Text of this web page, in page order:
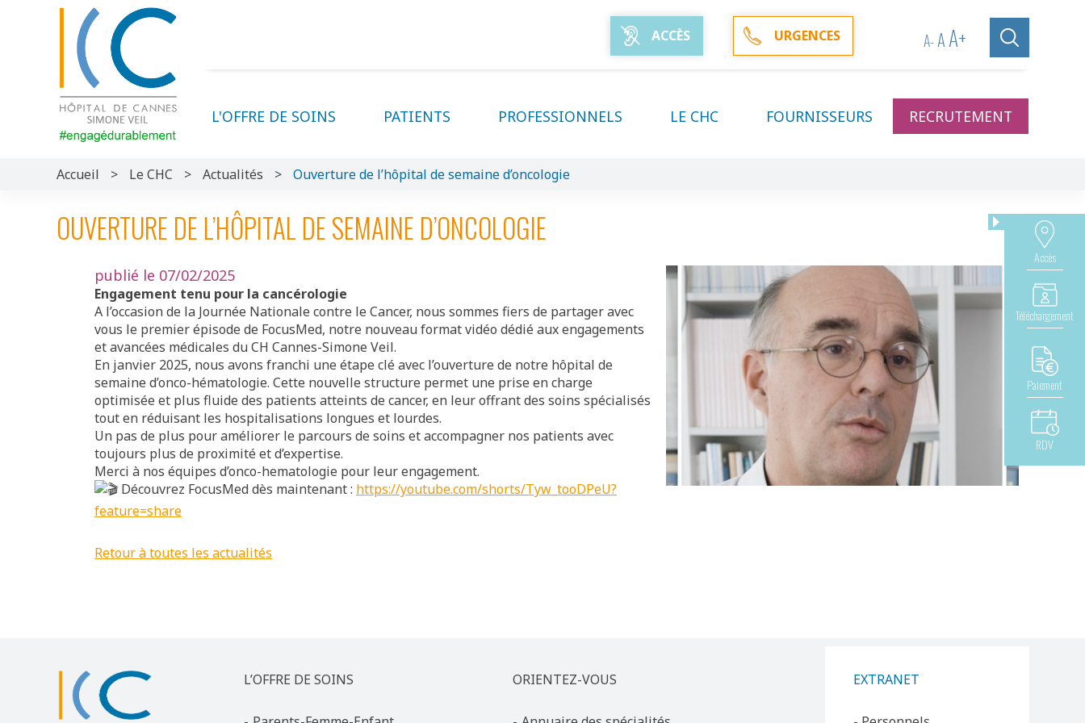
Accès
Téléchargement
Paiement
RDV
ACCÈS URGENCES A- AA+
L'OFFRE DE SOINS PATIENTS PROFESSIONNELS LE CHC FOURNISSEURS RECRUTEMENT
Accueil > Le CHC > Actualités > Ouverture de l’hôpital de semaine d’oncologie
OUVERTURE DE L’HÔPITAL DE SEMAINE D’ONCOLOGIE
publié le 07/02/2025
Engagement tenu pour la cancérologie
A l’occasion de la Journée Nationale contre le Cancer, nous sommes fiers de partager avec
vous le premier épisode de FocusMed, notre nouveau format vidéo dédié aux engagements
et avancées médicales du CH Cannes-Simone Veil.
En janvier 2025, nous avons franchi une étape clé avec l’ouverture de notre hôpital de
semaine d’onco-hématologie. Cette nouvelle structure permet une prise en charge
optimisée et plus fluide des patients atteints de cancer, en leur offrant des soins spécialisés
tout en réduisant les hospitalisations longues et lourdes.
Un pas de plus pour améliorer le parcours de soins et accompagner nos patients avec
toujours plus de proximité et d’expertise.
Merci à nos équipes d’onco-hematologie pour leur engagement.
Découvrez FocusMed dès maintenant : https://youtube.com/shorts/Tyw_tooDPeU?
feature=share
Retour à toutes les actualités
L’OFFRE DE SOINS ORIENTEZ-VOUS EXTRANET